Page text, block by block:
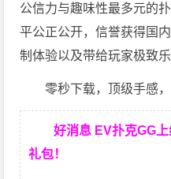
公信力与趣味性最多元的
平公正公开，信誉获得国
制体验以及带给玩家极致
零秒下载，顶级手感
好消息 EV扑克GG
礼包！